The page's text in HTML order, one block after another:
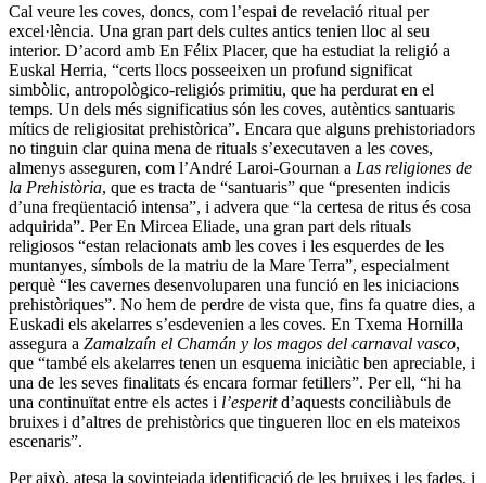
Cal veure les coves, doncs, com l’espai de revelació ritual per
excel·lència. Una gran part dels cultes antics tenien lloc al seu
interior. D’acord amb En Félix Placer, que ha estudiat la religió a
Euskal Herria, “certs llocs posseeixen un profund significat
simbòlic, antropològico-religiós primitiu, que ha perdurat en el
temps. Un dels més significatius són les coves, autèntics santuaris
mítics de religiositat prehistòrica”. Encara que alguns prehistoriadors
no tinguin clar quina mena de rituals s’executaven a les coves,
almenys asseguren, com l’André Laroi-Gournan a Las religiones de
la Prehistòria, que es tracta de “santuaris” que “presenten indicis
d’una freqüentació intensa”, i advera que “la certesa de ritus és cosa
adquirida”. Per En Mircea Eliade, una gran part dels rituals
religiosos “estan relacionats amb les coves i les esquerdes de les
muntanyes, símbols de la matriu de la Mare Terra”, especialment
perquè “les cavernes desenvoluparen una funció en les iniciacions
prehistòriques”. No hem de perdre de vista que, fins fa quatre dies, a
Euskadi els akelarres s’esdevenien a les coves. En Txema Hornilla
assegura a Zamalzaín el Chamán y los magos del carnaval vasco,
que “també els akelarres tenen un esquema iniciàtic ben apreciable, i
una de les seves finalitats és encara formar fetillers”. Per ell, “hi ha
una continuïtat entre els actes i l’esperitd’aquests conciliàbuls de
bruixes i d’altres de prehistòrics que tingueren lloc en els mateixos
escenaris”.
Per això, atesa la sovintejada identificació de les bruixes i les fades, i